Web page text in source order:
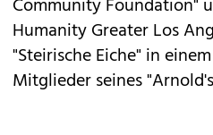
Community Foundation"
Humanity Greater Los
"Steirische Eiche" in
Mitglieder seines